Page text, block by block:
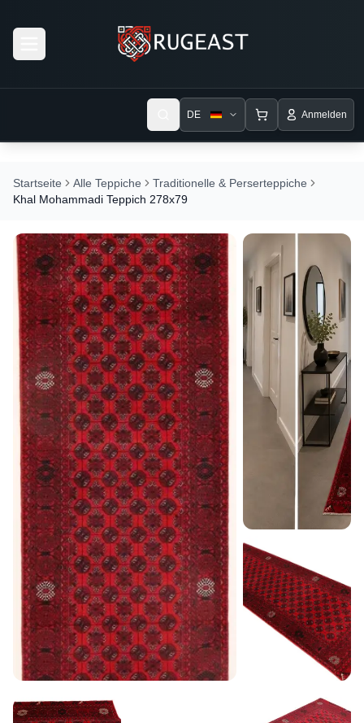
DE Anmelden
Startseite Alle Teppiche
Traditionelle & Perserteppiche
Khal Mohammadi Teppich 278x79